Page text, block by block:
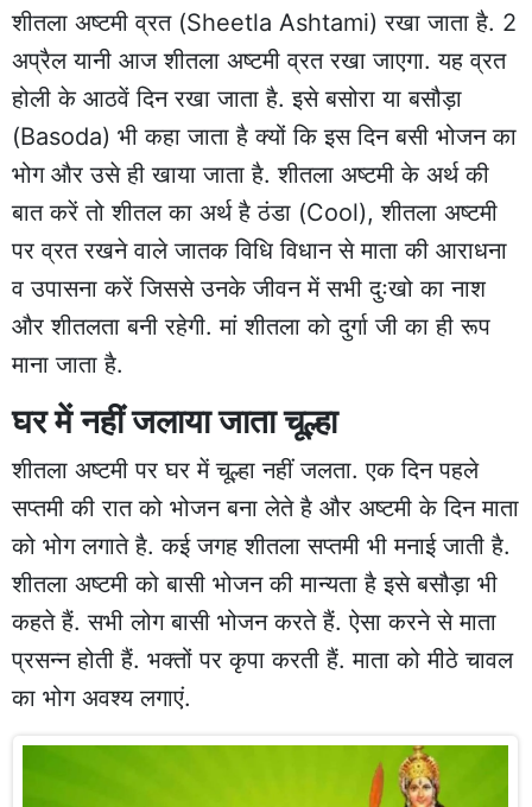
शीतला अष्टमी व्रत (Sheetla Ashtami) रखा जाता है. 2
अप्रैल यानी आज शीतला अष्टमी व्रत रखा जाएगा. यह व्रत
होली के आठवें दिन रखा जाता है. इसे बसोरा या बसौड़ा
(Basoda) भी कहा जाता है क्यों कि इस दिन बसी भोजन का
भोग और उसे ही खाया जाता है. शीतला अष्टमी के अर्थ की
बात करें तो शीतल का अर्थ है ठंडा (Cool), शीतला अष्टमी
पर व्रत रखने वाले जातक विधि विधान से माता की आराधना
व उपासना करें जिससे उनके जीवन में सभी दुःखो का नाश
और शीतलता बनी रहेगी. मां शीतला को दुर्गा जी का ही रूप
माना जाता है.
घर में नहीं जलाया जाता चूल्हा
शीतला अष्टमी पर घर में चूल्हा नहीं जलता. एक दिन पहले
सप्तमी की रात को भोजन बना लेते है और अष्टमी के दिन माता
को भोग लगाते है. कई जगह शीतला सप्तमी भी मनाई जाती है.
शीतला अष्टमी को बासी भोजन की मान्यता है इसे बसौड़ा भी
कहते हैं. सभी लोग बासी भोजन करते हैं. ऐसा करने से माता
प्रसन्न होती हैं. भक्तों पर कृपा करती हैं. माता को मीठे चावल
का भोग अवश्य लगाएं.